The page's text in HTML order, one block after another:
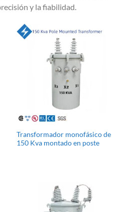
y la fiabilidad.
Transformador monofásico de
150 Kva montado en poste